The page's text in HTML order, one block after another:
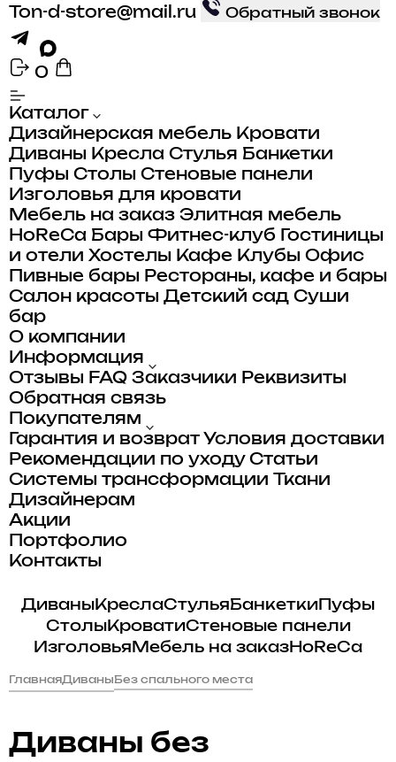
Ton-d-store@mail.ru
Обратный звонок
0
Каталог
Дизайнерская мебель Кровати
Диваны Кресла Стулья Банкетки
Пуфы Столы Стеновые панели
Изголовья для кровати
Мебель на заказ Элитная мебель
HoReCa Бары Фитнес-клуб
Гостиницы
и отели Хостелы Кафе Клубы Офис
Пивные бары Рестораны, кафе и бары
Салон красоты Детский сад Суши
бар
О компании
Информация
Отзывы FAQ Заказчики Реквизиты
Обратная связь
Покупателям
Гарантия и возврат Условия доставки
Рекомендации по уходу Статьи
Системы трансформации
Ткани
Дизайнерам
Акции
Портфолио
Контакты
ДиваныКреслаСтульяБанкеткиПуфы
СтолыКроватиСтеновые панели
Изголовья Мебель на заказHoReCa
ГлавнаяДиваныБез спального места
Диваны без